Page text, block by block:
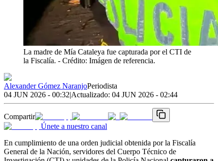
La madre de Mía Cataleya fue capturada por el CTI de
la Fiscalía. - Crédito: Imágen de referencia.
Alexander Gómez NaranjoPeriodista
04 JUN 2026 - 00:32|Actualizado: 04 JUN 2026 - 02:44
Compartir
Únete a nuestro canal
En cumplimiento de una orden judicial obtenida por la Fiscalía
General de la Nación, servidores del Cuerpo Técnico de